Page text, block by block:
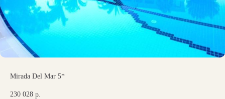
Mirada Del Mar 5*
230 028 р.